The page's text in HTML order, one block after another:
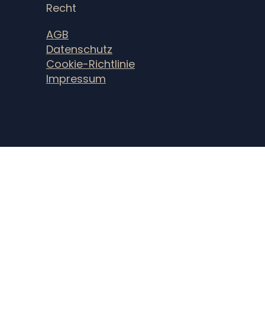
Recht
AGB
Datenschutz
Cookie-Richtlinie
Impressum